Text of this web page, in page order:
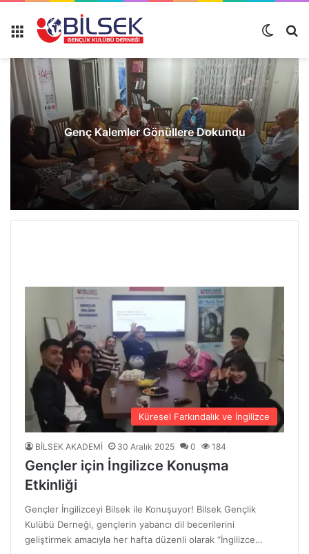
Genç Kalemler Gönüllere Dokundu
Küresel Farkındalık ve İngilizce
BİLSEK AKADEMİ 30 Aralık 2025 0 184
Gençler için İngilizce Konuşma
Etkinliği
Gençler İngilizceyi Bilsek ile Konuşuyor! Bilsek Gençlik
Kulübü Derneği, gençlerin yabancı dil becerilerini
geliştirmek amacıyla her hafta düzenli olarak “İngilizce…